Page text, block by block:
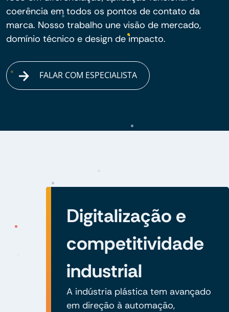
coerência em todos os pontos de contato da
marca. Nosso trabalho une visão de mercado,
domínio técnico e design de impacto.
FALAR COM ESPECIALISTA
Digitalização e
competitividade
industrial
A indústria plástica tem avançado
em direção à automação,